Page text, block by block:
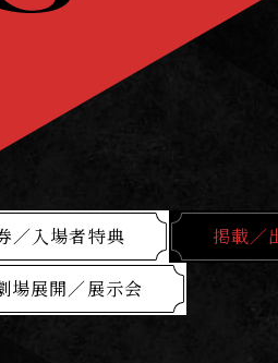
／入場者特典 掲載／
場展開／展示会